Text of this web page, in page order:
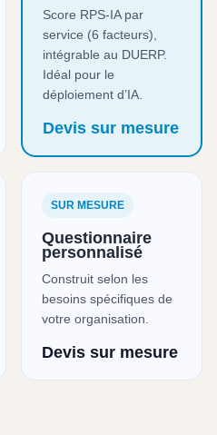
Score RPS-IA par
service (6 facteurs),
intégrable au DUERP.
Idéal pour le
déploiement d’IA.
Devis sur mesure
SUR MESURE
Questionnaire
personnalisé
Construit selon les
besoins spécifiques de
votre organisation.
Devis sur mesure